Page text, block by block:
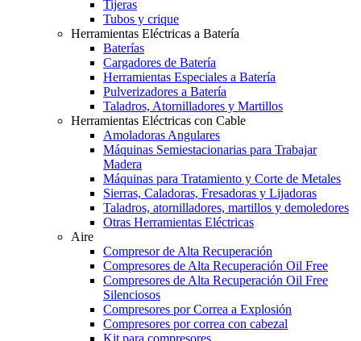
Tijeras
Tubos y crique
Herramientas Eléctricas a Batería
Baterías
Cargadores de Batería
Herramientas Especiales a Batería
Pulverizadores a Batería
Taladros, Atornilladores y Martillos
Herramientas Eléctricas con Cable
Amoladoras Angulares
Máquinas Semiestacionarias para Trabajar
Madera
Máquinas para Tratamiento y Corte de Metales
Sierras, Caladoras, Fresadoras y Lijadoras
Taladros, atornilladores, martillos y demoledores
Otras Herramientas Eléctricas
Aire
Compresor de Alta Recuperación
Compresores de Alta Recuperación Oil Free
Compresores de Alta Recuperación Oil Free
Silenciosos
Compresores por Correa a Explosión
Compresores por correa con cabezal
Kit para compresores